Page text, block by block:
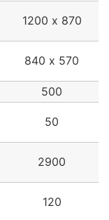
1200 х 870
840 х 570
500
50
2900
120